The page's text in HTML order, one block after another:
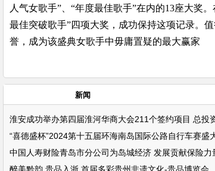
人气女歌手”、“年度最佳歌手”在内的13座大奖
最佳突破歌手”四项大奖，成功保持这项记录。
誉，成为该盛典女歌手中毋庸置疑的最大赢家
新闻
淮安成功举办第四届淮河华商大会211个签约项目 总投
“喜德盛杯”2024第十五届环海南岛国际公路自行车赛盛
中国人寿财险青岛市分公司为岛城经济 发展贡献保险力